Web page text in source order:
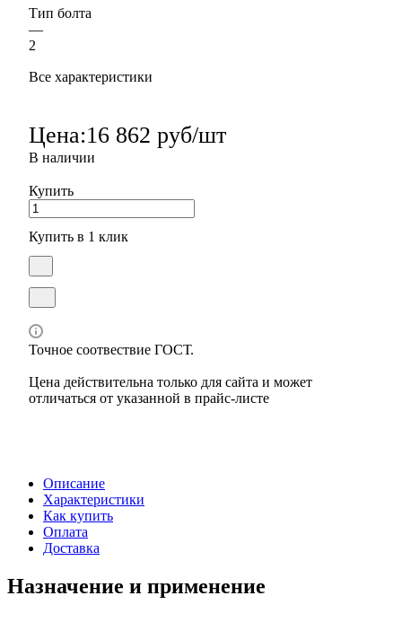
Тип болта
—
2
Все характеристики
Цена:16 862 руб/шт
В наличии
Купить
Купить в 1 клик
Точное соотвествие ГОСТ.
Цена действительна только для сайта и может
отличаться от указанной в прайс-листе
Описание
Характеристики
Как купить
Оплата
Доставка
Назначение и применение